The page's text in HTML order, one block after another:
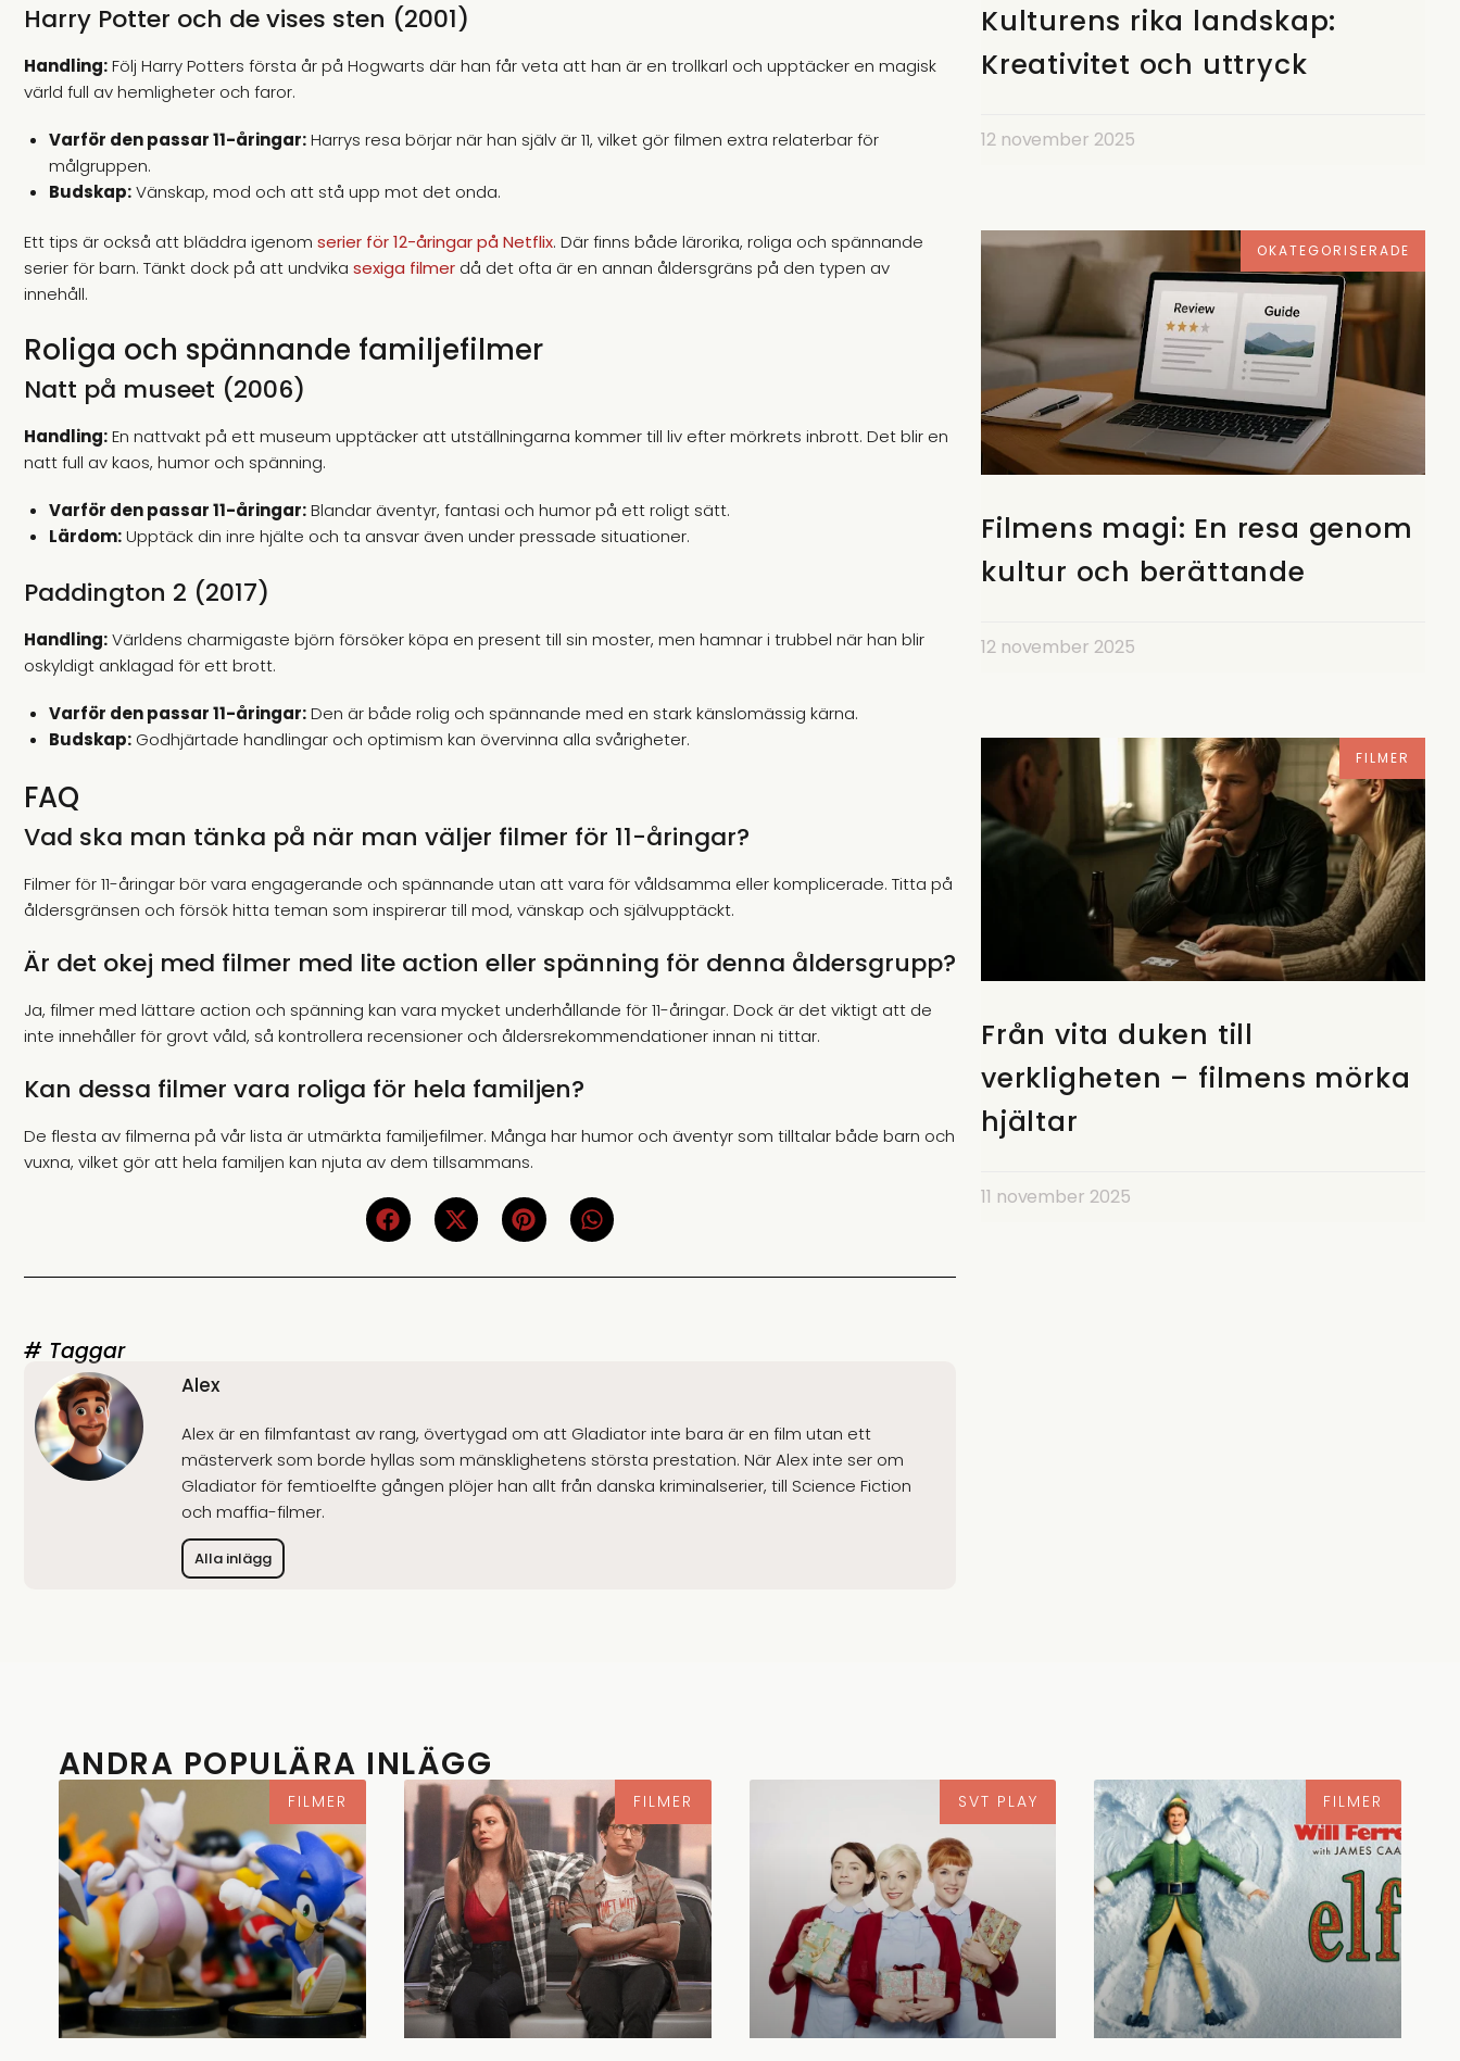
Harry Potter och de vises sten (2001)
Handling:Följ Harry Potters första år på Hogwarts där han får veta att han är en trollkarl och upptäcker en magisk
värld full av hemligheter och faror.
Varför den passar 11-åringar:Harrys resa börjar när han själv är 11, vilket gör filmen extra relaterbar för
målgruppen.
Budskap:Vänskap, mod och att stå upp mot det onda.
Ett tips är också att bläddra igenom serier för 12-åringar på Netflix. Där finns både lärorika, roliga och spännande
serier för barn. Tänkt dock på att undvika sexiga filmer då det ofta är en annan åldersgräns på den typen av
innehåll.
Roliga och spännande familjefilmer
Natt på museet (2006)
Handling:En nattvakt på ett museum upptäcker att utställningarna kommer till liv efter mörkrets inbrott. Det blir en
natt full av kaos, humor och spänning.
Varför den passar 11-åringar:Blandar äventyr, fantasi och humor på ett roligt sätt.
Lärdom:Upptäck din inre hjälte och ta ansvar även under pressade situationer.
Paddington 2 (2017)
Handling:Världens charmigaste björn försöker köpa en present till sin moster, men hamnar i trubbel när han blir
oskyldigt anklagad för ett brott.
Varför den passar 11-åringar:Den är både rolig och spännande med en stark känslomässig kärna.
Budskap:Godhjärtade handlingar och optimism kan övervinna alla svårigheter.
FAQ
Vad ska man tänka på när man väljer filmer för 11-åringar?
Filmer för 11-åringar bör vara engagerande och spännande utan att vara för våldsamma eller komplicerade. Titta på
åldersgränsen och försök hitta teman som inspirerar till mod, vänskap och självupptäckt.
Är det okej med filmer med lite action eller spänning för denna åldersgrupp?
Ja, filmer med lättare action och spänning kan vara mycket underhållande för 11-åringar. Dock är det viktigt att de
inte innehåller för grovt våld, så kontrollera recensioner och åldersrekommendationer innan ni tittar.
Kan dessa filmer vara roliga för hela familjen?
De flesta av filmerna på vår lista är utmärkta familjefilmer. Många har humor och äventyr som tilltalar både barn och
vuxna, vilket gör att hela familjen kan njuta av dem tillsammans.
# Taggar
Alex
Alex är en filmfantast av rang, övertygad om att Gladiator inte bara är en film utan ett
mästerverk som borde hyllas som mänsklighetens största prestation. När Alex inte ser om
Gladiator för femtioelfte gången plöjer han allt från danska kriminalserier, till Science Fiction
och maffia-filmer.
Alla inlägg
Kulturens rika landskap:
Kreativitet och uttryck
12 november 2025
OKATEGORISERADE
Filmens magi: En resa genom
kultur och berättande
12 november 2025
FILMER
Från vita duken till
verkligheten – filmens mörka
hjältar
11 november 2025
ANDRA POPULÄRA INLÄGG
FILMER FILMER SVT PLAY FILMER